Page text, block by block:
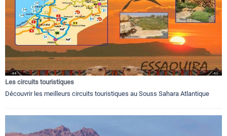
Les circuits touristiques
Découvrir les meilleurs circuits touristiques au Souss Sahara Atlantique